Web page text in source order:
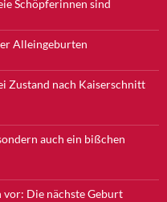
Schöpferinnen sind
Alleingeburten
Zustand nach Kaiserschnitt
auch ein bißchen
vor: Die nächste Geburt